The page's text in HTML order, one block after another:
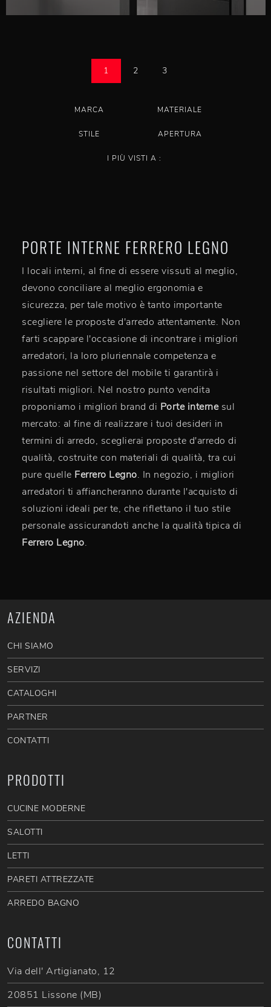
1 2 3
MARCA MATERIALE
STILE APERTURA
I PIÙ VISTI A :
PORTE INTERNE FERRERO LEGNO
I locali interni, al fine di essere vissuti al meglio,
devono conciliare al meglio ergonomia e
sicurezza, per tale motivo è tanto importante
scegliere le proposte d'arredo attentamente. Non
farti scappare l'occasione di incontrare i migliori
arredatori, la loro pluriennale competenza e
passione nel settore del mobile ti garantirà i
risultati migliori. Nel nostro punto vendita
proponiamo i migliori brand di Porte internesul
mercato: al fine di realizzare i tuoi desideri in
termini di arredo, sceglierai proposte d'arredo di
qualità, costruite con materiali di qualità, tra cui
pure quelle Ferrero Legno. In negozio, i migliori
arredatori ti affiancheranno durante l'acquisto di
soluzioni ideali per te, che riflettano il tuo stile
personale assicurandoti anche la qualità tipica di
Ferrero Legno.
AZIENDA
CHI SIAMO
SERVIZI
CATALOGHI
PARTNER
CONTATTI
PRODOTTI
CUCINE MODERNE
SALOTTI
LETTI
PARETI ATTREZZATE
ARREDO BAGNO
CONTATTI
Via dell' Artigianato, 12
20851 Lissone (MB)